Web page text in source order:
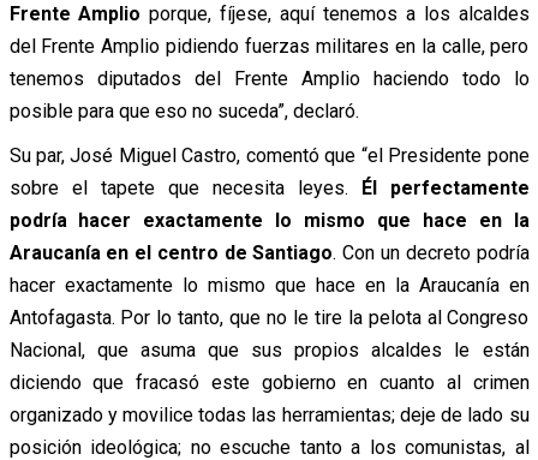
Frente Amplio porque, fíjese, aquí tenemos a los alcaldes
del Frente Amplio pidiendo fuerzas militares en la calle, pero
tenemos diputados del Frente Amplio haciendo todo lo
posible para que eso no suceda”, declaró.
Su par, José Miguel Castro, comentó que “el Presidente pone
sobre el tapete que necesita leyes. Él perfectamente
podría hacer exactamente lo mismo que hace en la
Araucanía en el centro de Santiago. Con un decreto podría
hacer exactamente lo mismo que hace en la Araucanía en
Antofagasta. Por lo tanto, que no le tire la pelota al Congreso
Nacional, que asuma que sus propios alcaldes le están
diciendo que fracasó este gobierno en cuanto al crimen
organizado y movilice todas las herramientas; deje de lado su
posición ideológica; no escuche tanto a los comunistas, al